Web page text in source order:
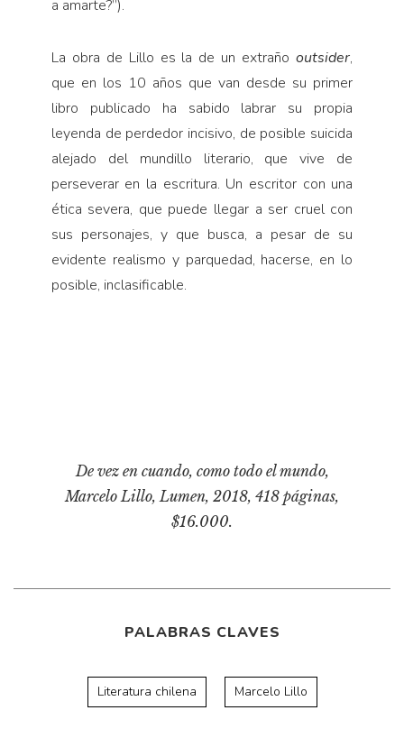
a amarte?”).
La obra de Lillo es la de un extrañooutsider,
que en los 10 años que van desde su primer
libro publicado ha sabido labrar su propia
leyenda de perdedor incisivo, de posible suicida
alejado del mundillo literario, que vive de
perseverar en la escritura. Un escritor con una
ética severa, que puede llegar a ser cruel con
sus personajes, y que busca, a pesar de su
evidente realismo y parquedad, hacerse, en lo
posible, inclasificable.
De vez en cuando, como todo el mundo,
Marcelo Lillo, Lumen, 2018, 418 páginas,
$16.000.
PALABRAS CLAVES
Literatura chilena Marcelo Lillo